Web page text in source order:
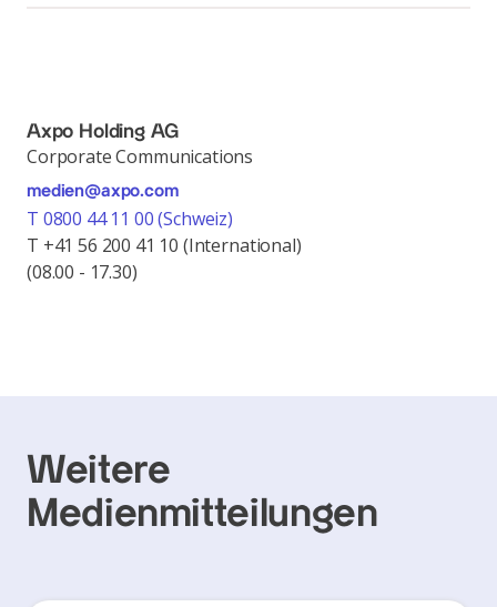
Axpo Holding AG
Corporate Communications
medien@axpo.com
T 0800 44 11 00 (Schweiz)
T +41 56 200 41 10 (International)
(08.00 - 17.30)
Weitere
Medienmitteilungen